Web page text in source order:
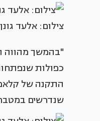
צילום: אלעד
"בהמשך מהווה
כפולות
התקנה של
שנדרשים